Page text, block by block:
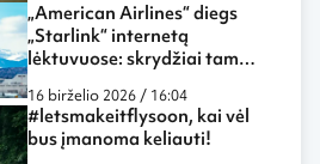
„American Airlines“ diegs
„Starlink“ internetą
lėktuvuose: skrydžiai tampa
dar labiau panašūs į darbą
biure ar namuose
16 birželio 2026 / 16:04
#letsmakeitflysoon, kai vėl
bus įmanoma keliauti!